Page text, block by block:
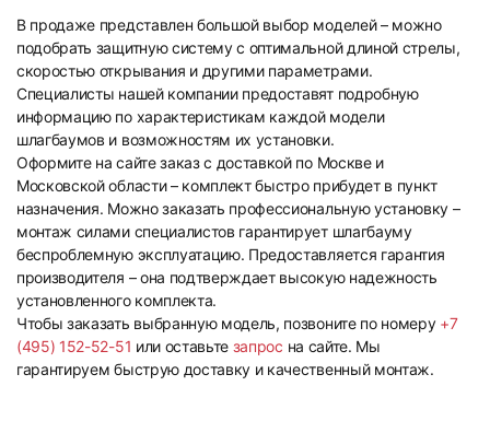
В продаже представлен большой выбор моделей – можно
подобрать защитную систему с оптимальной длиной стрелы,
скоростью открывания и другими параметрами.
Специалисты нашей компании предоставят подробную
информацию по характеристикам каждой модели
шлагбаумов и возможностям их установки.
Оформите на сайте заказ с доставкой по Москве и
Московской области – комплект быстро прибудет в пункт
назначения. Можно заказать профессиональную установку –
монтаж силами специалистов гарантирует шлагбауму
беспроблемную эксплуатацию. Предоставляется гарантия
производителя – она подтверждает высокую надежность
установленного комплекта.
Чтобы заказать выбранную модель, позвоните по номеру +7
(495) 152-52-51 или оставьте запрос на сайте. Мы
гарантируем быструю доставку и качественный монтаж.